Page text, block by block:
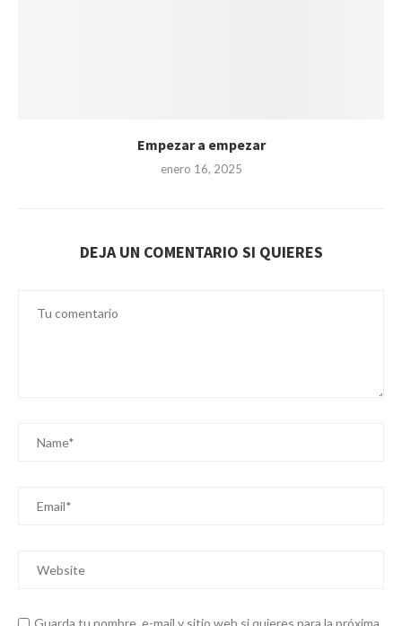
Empezar a empezar
enero 16, 2025
DEJA UN COMENTARIO SI QUIERES
Guarda tu nombre, e-mail y sitio web si quieres para la próxima